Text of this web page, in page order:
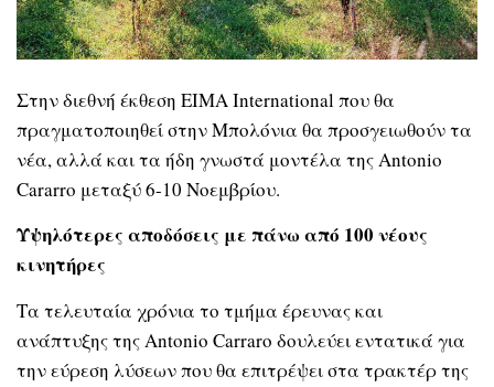
Στην διεθνή έκθεση EIMA International που θα
πραγματοποιηθεί στην Μπολόνια θα προσγειωθούν τα
νέα, αλλά και τα ήδη γνωστά μοντέλα της Antonio
Cararro μεταξύ 6-10 Νοεμβρίου.
Υψηλότερες αποδόσεις με πάνω από 100 νέους
κινητήρες
Τα τελευταία χρόνια το τμήμα έρευνας και
ανάπτυξης της Antonio Carraro δουλεύει εντατικά για
την εύρεση λύσεων που θα επιτρέψει στα τρακτέρ της